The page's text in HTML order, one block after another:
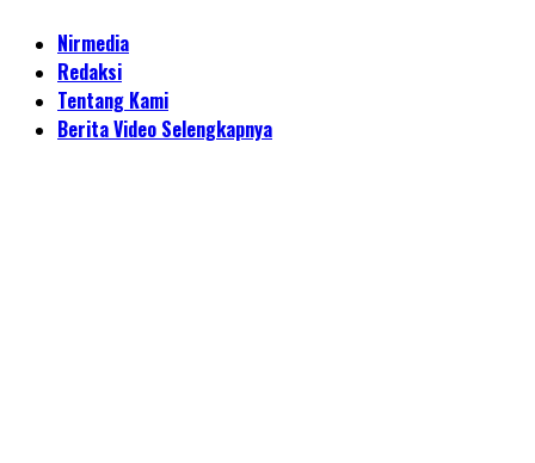
Nirmedia
Redaksi
Tentang Kami
Berita Video Selengkapnya